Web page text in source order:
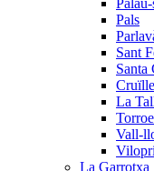
Pals
Sant
Santa
La
Vall-
La Garrotxa